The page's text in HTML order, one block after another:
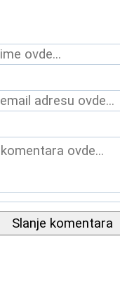
Slanje komentara